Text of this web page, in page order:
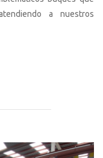
a nuestros